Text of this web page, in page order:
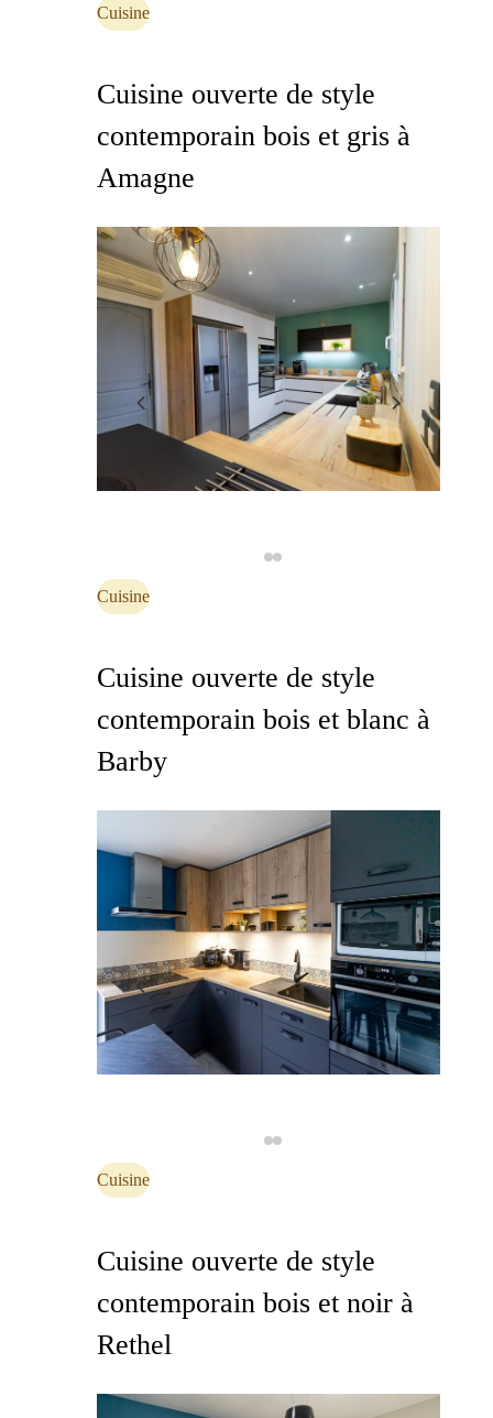
Cuisine
Cuisine ouverte de style
contemporain bois et gris à
Amagne
Cuisine
Cuisine ouverte de style
contemporain bois et blanc à
Barby
Cuisine
Cuisine ouverte de style
contemporain bois et noir à
Rethel